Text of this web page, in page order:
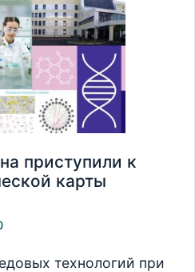
приступили к
карты
технологий при